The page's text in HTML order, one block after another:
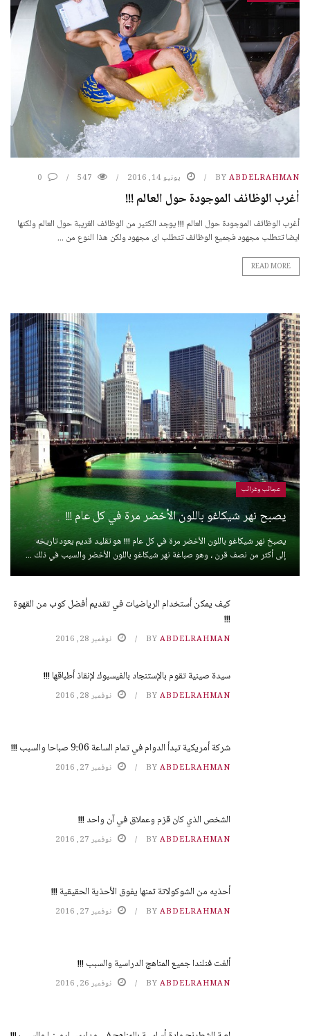
BY ABDELRAHMAN يونيو 14, 2016 547
0
أغرب الوظائف الموجودة حول العالم !!!
أغرب الوظائف الموجودة حول العالم !!! يوجد الكثير من الوظائف الغريبة حول العالم ولكنها
ايضا تتطلب مجهود فجميع الوظائف تتطلب اى مجهود ولكن هذا النوع من ...
READ MORE
عجائب وغرائب
يصبح نهر شيكاغو باللون الأخضر مرة في كل عام !!!
يصبخ نهر شيكاغو باللون الأخضر مرة في كل عام !!! هو تقليد قديم يعود تاريخه
إلى أكثر من نصف قرن ، وهو صباغة نهر شيكاغو باللون الأخضر والسبب في ذلك ...
كيف يمكن أستخدام الرياضيات في تقديم أفضل كوب من القهوة
!!!
BY ABDELRAHMAN نوفمبر 28, 2016
سيدة صينية تقوم بالإستنجاد بالفيسبوك لإنقاذ أطباقها !!!
BY ABDELRAHMAN نوفمبر 28, 2016
شركة أمريكية تبدأ الدوام في تمام الساعة 9:06 صباحا والسبب !!!
BY ABDELRAHMAN نوفمبر 27, 2016
الشخص الذي كان قزم وعملاق في آن واحد !!!
BY ABDELRAHMAN نوفمبر 27, 2016
أحذيه من الشوكولاتة ثمنها يفوق الأحذية الحقيقية !!!
BY ABDELRAHMAN نوفمبر 27, 2016
ألغت فنلندا جميع المناهج الدراسية والسبب !!!
BY ABDELRAHMAN نوفمبر 26, 2016